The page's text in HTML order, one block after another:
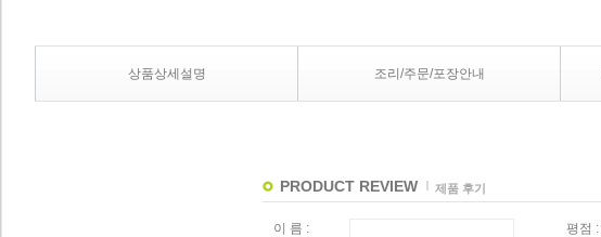
상품상세설명 조리/주문/포장안내
PRODUCT REVIEW 제품 후기
이 름 : 평점 :